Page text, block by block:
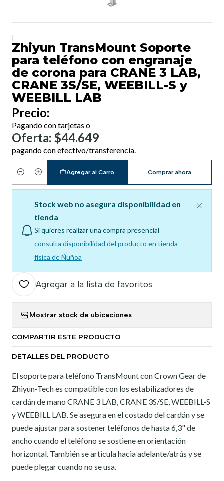
Zhiyun TransMount Soporte
para teléfono con engranaje
de corona para CRANE 3 LAB,
CRANE 3S/SE, WEEBILL-S y
WEEBILL LAB
Precio:
Pagando con tarjetas o
Oferta: $44.649
pagando con efectivo/transferencia.
Cantidad
Agregar al Carro Comprar ahora
Stock web no asegura disponibilidad en
tienda
Si quieres realizar una compra presencial
consulta disponibilidad del producto en tienda
física de Ñuñoa
Agregar a la lista de favoritos
Mostrar stock de ubicaciones
COMPARTIR ESTE PRODUCTO
DETALLES DEL PRODUCTO
El soporte para teléfono TransMount con Crown Gear de
Zhiyun-Tech es compatible con los estabilizadores de
cardán de mano CRANE 3 LAB, CRANE 3S/SE, WEEBILL-S
y WEEBILL LAB. Se asegura en el costado del cardán y se
puede ajustar para sostener teléfonos de hasta 6,3" de
ancho cuando el teléfono se sostiene en orientación
horizontal. También se articula hacia adelante/atrás y se
puede plegar cuando no se usa.